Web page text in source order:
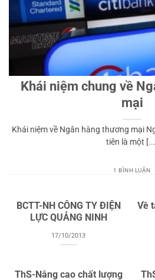
Khái niệm chung về
mại
Khái niệm về Ngân hàng thương mại
tiên là một
1 BÌNH LUẬN
BCTT-NH CÔNG TY ĐIỆN
LỰC QUẢNG NINH
17/10/2013
Về
ThS-Nâng cao chất lượng